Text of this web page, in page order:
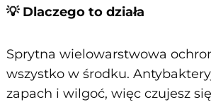
💡 Dlaczego to działa
Sprytna wielowarstwowa
wszystko w środku.
zapach i wilgoć, więc czujesz